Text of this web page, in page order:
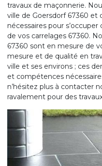
travaux de maçonnerie.
ville de Goersdorf 67360 et
nécessaires pour
de vos carrelages 67360.
67360 sont en mesure de
mesure et de qualité en
ville et ses environs ; ces
et compétences
n’hésitez plus à contacter
ravalement pour des